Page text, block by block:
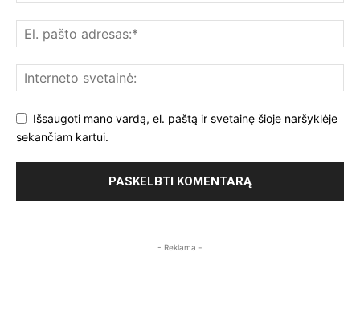
Išsaugoti mano vardą, el. paštą ir svetainę šioje naršyklėje
sekančiam kartui.
- Reklama -